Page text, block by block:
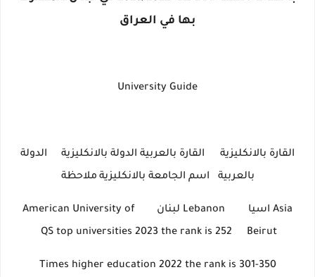
بها في العراق
University Guide
القارة بالانكليزية القارة بالعربية الدولة بالانكليزية
الدولة
بالعربية
اسم الجامعة بالانكليزية ملاحظة
Asia اسيا Lebanon لبنان
American University of
Beirut
QS top universities 2023 the rank is 252
Times higher education 2022 the rank is 301-350